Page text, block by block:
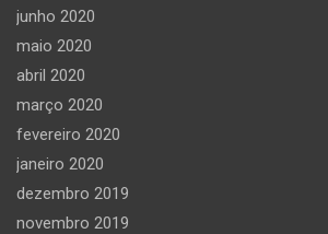
junho 2020
maio 2020
abril 2020
março 2020
fevereiro 2020
janeiro 2020
dezembro 2019
novembro 2019